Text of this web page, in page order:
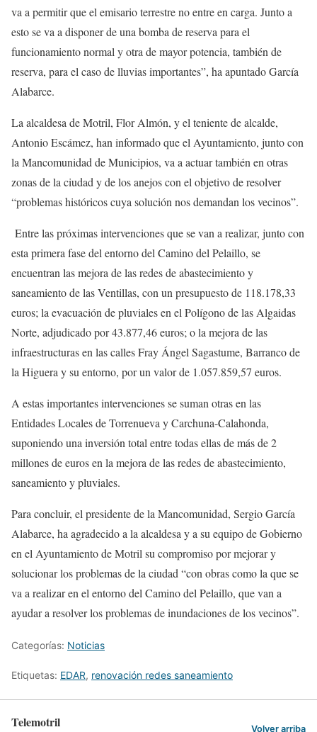
va a permitir que el emisario terrestre no entre en carga. Junto a
esto se va a disponer de una bomba de reserva para el
funcionamiento normal y otra de mayor potencia, también de
reserva, para el caso de lluvias importantes”, ha apuntado García
Alabarce.
La alcaldesa de Motril, Flor Almón, y el teniente de alcalde,
Antonio Escámez, han informado que el Ayuntamiento, junto con
la Mancomunidad de Municipios, va a actuar también en otras
zonas de la ciudad y de los anejos con el objetivo de resolver
“problemas históricos cuya solución nos demandan los vecinos”.
Entre las próximas intervenciones que se van a realizar, junto con
esta primera fase del entorno del Camino del Pelaillo, se
encuentran las mejora de las redes de abastecimiento y
saneamiento de las Ventillas, con un presupuesto de 118.178,33
euros; la evacuación de pluviales en el Polígono de las Algaidas
Norte, adjudicado por 43.877,46 euros; o la mejora de las
infraestructuras en las calles Fray Ángel Sagastume, Barranco de
la Higuera y su entorno, por un valor de 1.057.859,57 euros.
A estas importantes intervenciones se suman otras en las
Entidades Locales de Torrenueva y Carchuna-Calahonda,
suponiendo una inversión total entre todas ellas de más de 2
millones de euros en la mejora de las redes de abastecimiento,
saneamiento y pluviales.
Para concluir, el presidente de la Mancomunidad, Sergio García
Alabarce, ha agradecido a la alcaldesa y a su equipo de Gobierno
en el Ayuntamiento de Motril su compromiso por mejorar y
solucionar los problemas de la ciudad “con obras como la que se
va a realizar en el entorno del Camino del Pelaillo, que van a
ayudar a resolver los problemas de inundaciones de los vecinos”.
Categorías: Noticias
Etiquetas: EDAR, renovación redes saneamiento
Telemotril Volver arriba